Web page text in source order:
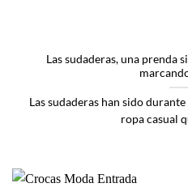
Las sudaderas, una prenda
Las sudaderas han sido
ropa casual